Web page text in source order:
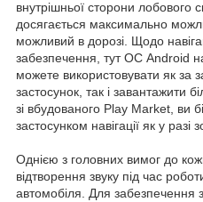
внутрішньої сторони лобового
досягається максимально
можливий в дорозі. Щодо
забезпечення, тут ОС Android
можете використовувати як за
застосунок, так і завантажити
зі вбудованого Play Market, ви
застосунком навігації як у разі
Однією з головних вимог до
відтворення звуку під час
автомобіля. Для забезпечення